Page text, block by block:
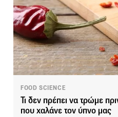
FOOD SCIENCE
Τι δεν πρέπει να τρώμε
που χαλάνε τον ύπνο μας